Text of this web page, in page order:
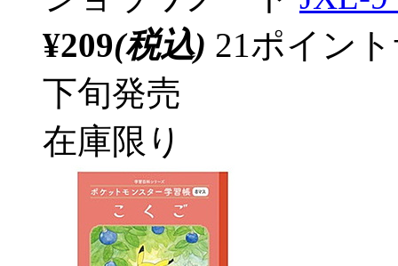
¥209(税込) 21ポイン
下旬発売
在庫限り